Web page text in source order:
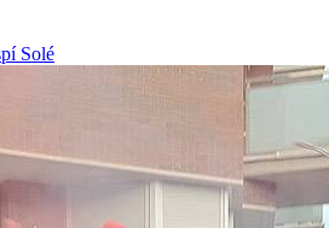
Solé